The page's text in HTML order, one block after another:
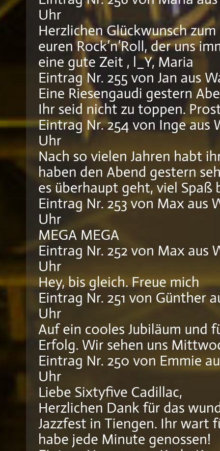
Uhr
Herzlichen Glückwunsch
euren Rock’n’Roll, der uns
eine gute Zeit , l_Y, Maria
Eintrag Nr. 255 von Jan aus
Eine Riesengaudi gestern
Ihr seid nicht zu toppen.
Eintrag Nr. 254 von Ingeaus
Uhr
Nach so vielen Jahren habt
haben den Abend gestern
es überhaupt geht, viel Spaß
Eintrag Nr. 253 von Max aus
Uhr
MEGA MEGA
Eintrag Nr. 252 von Max aus
Uhr
Hey, bis gleich. Freue mich
Eintrag Nr. 251 von Günther
Uhr
Auf ein cooles Jubiläum und
Erfolg. Wir sehen uns
Eintrag Nr. 250 von Emmie
Uhr
Liebe Sixtyfive Cadillac,
Herzlichen Dank für das
Jazzfest in Tiengen. Ihr wart
habe jede Minute genossen!